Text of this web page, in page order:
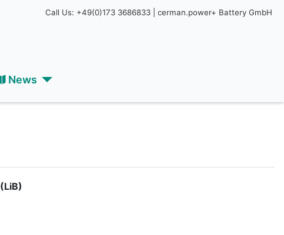
Call Us: +49(0)173 3686833 | cerman.power+ Battery GmbH
News